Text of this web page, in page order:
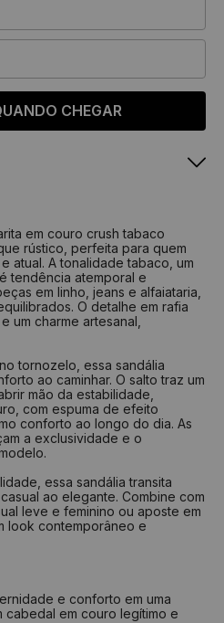
CHEGAR
cm
8,2 cm
8,4 cm
cm
8,6 cm
cm
8,8 cm
cm
9,2 cm
cm
9,4 cm
9,6 cm
uma folha de papel
do seu calcanhar
do dedão
do pé
das linhas
a numeração indicada
em couro crush tabaco
rústico, perfeita para quem
atual. A tonalidade tabaco, um
tendência atemporal e
em linho, jeans e alfaiataria,
O detalhe em rafia
um charme artesanal,
tornozelo, essa sandália
ao caminhar. O salto traz um
mão da estabilidade,
com espuma de efeito
conforto ao longo do dia. As
a exclusividade e o
essa sandália transita
ao elegante. Combine com
leve e feminino ou aposte em
look contemporâneo e
e conforto em uma
cabedal em couro legítimo e